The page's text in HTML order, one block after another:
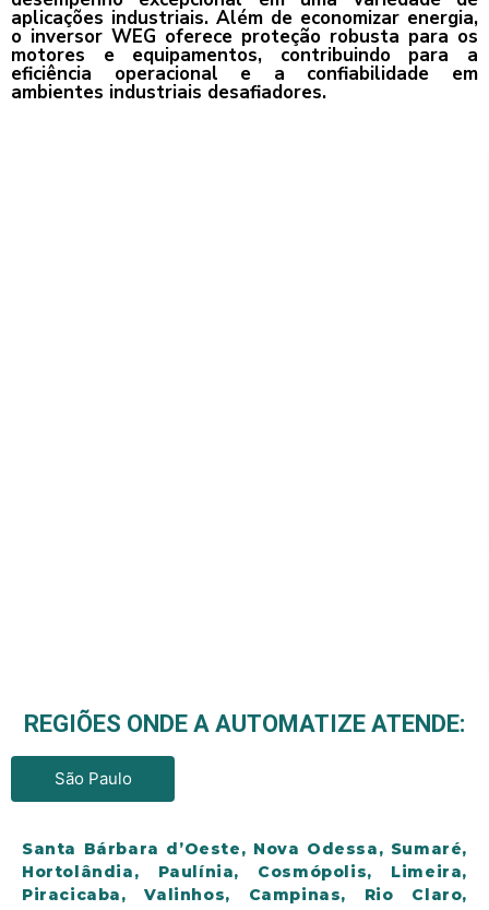
aplicações industriais. Além de economizar energia,
o inversor WEG oferece proteção robusta para os
motores e equipamentos, contribuindo para a
eficiência operacional e a confiabilidade em
ambientes industriais desafiadores.
REGIÕES ONDE A AUTOMATIZE ATENDE:
São Paulo
Santa Bárbara d’Oeste, Nova Odessa, Sumaré,
Hortolândia, Paulínia, Cosmópolis, Limeira,
Piracicaba, Valinhos, Campinas, Rio Claro,